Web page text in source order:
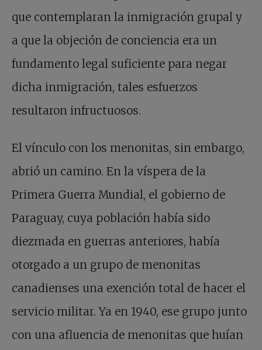
que contemplaran la inmigración grupal y
a que la objeción de conciencia era un
fundamento legal suficiente para negar
dicha inmigración, tales esfuerzos
resultaron infructuosos.
El vínculo con los menonitas, sin embargo,
abrió un camino. En la víspera de la
Primera Guerra Mundial, el gobierno de
Paraguay, cuya población había sido
diezmada en guerras anteriores, había
otorgado a un grupo de menonitas
canadienses una exención total de hacer el
servicio militar. Ya en 1940, ese grupo junto
con una afluencia de menonitas que huían